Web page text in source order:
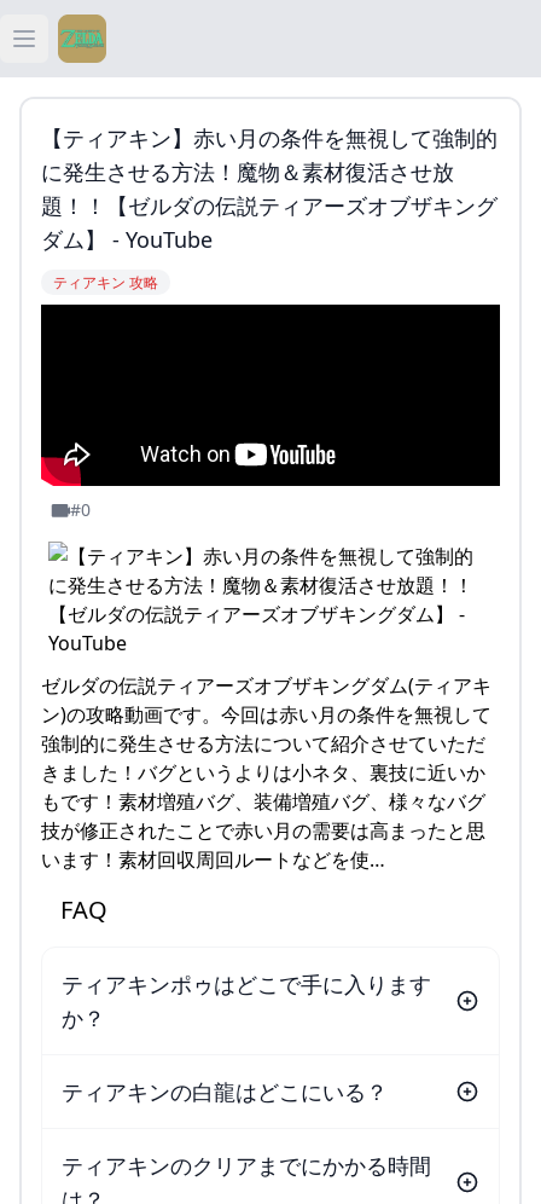
Open main menu
ティアキン
ティアキン 祠
ティアキン 武器
【ティアキン】赤い月の条件を無視して強制的
に発生させる方法！魔物＆素材復活させ放
題！！【ゼルダの伝説ティアーズオブザキング
ダム】 - YouTube
ティアキン 攻略
#0
ゼルダの伝説ティアーズオブザキングダム(ティアキ
ン)の攻略動画です。今回は赤い月の条件を無視して
強制的に発生させる方法について紹介させていただ
きました！バグというよりは小ネタ、裏技に近いか
もです！素材増殖バグ、装備増殖バグ、様々なバグ
技が修正されたことで赤い月の需要は高まったと思
います！素材回収周回ルートなどを使…
FAQ
ティアキンポゥはどこで手に入ります
か？
ティアキンの白龍はどこにいる？
ティアキンのクリアまでにかかる時間